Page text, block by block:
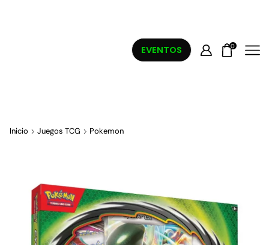
EVENTOS 0
Inicio Juegos TCG Pokemon